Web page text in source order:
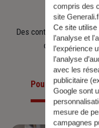
Des contrats clairs et
d’aujourd’hui et
Pour les
compris des
site
Ce site
l’analyse et
l’expérience
l’analyse
avec les
publicitaire
Google sont
mesure de
campagnes